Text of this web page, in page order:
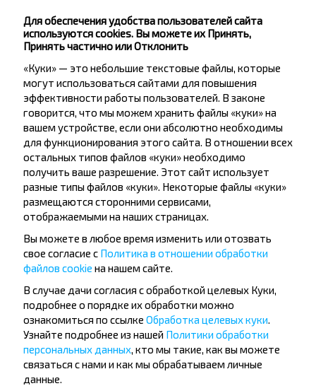
дешевле?
Не пропусти специальные акции, скидки и
Подпишись на получение новостей и
путешествуй с нами дешевле!
Подписаться
Популярные автобусные
направления
Орша - Могилёв
Минск - Несвиж
Минск - Могилёв
Минск - Пинск
Минск - Брест
Минск - Барановичи
Гомель - Минск
Брест - Тересполь
Брест - Беловежская Пуща
Для обеспечения удобства пользователей сайта
используются cookies. Вы можете их Принять,
Принять частично или Отклонить
«Куки» — это небольшие текстовые файлы, которые
могут использоваться сайтами для повышения
эффективности работы пользователей. В законе
говорится, что мы можем хранить файлы «куки» на
вашем устройстве, если они абсолютно необходимы
для функционирования этого сайта. В отношении всех
остальных типов файлов «куки» необходимо
получить ваше разрешение. Этот сайт использует
разные типы файлов «куки». Некоторые файлы «куки»
размещаются сторонними сервисами,
отображаемыми на наших страницах.
Вы можете в любое время изменить или отозвать
свое согласие с Политика в отношении обработки
файлов cookie на нашем сайте.
В случае дачи согласия с обработкой целевых Куки,
подробнее о порядке их обработки можно
ознакомиться по ссылке Обработка целевых куки
Узнайте подробнее из нашей Политики обработки
персональных данных , кто мы такие, как вы можете
связаться с нами и как мы обрабатываем личные
данные.